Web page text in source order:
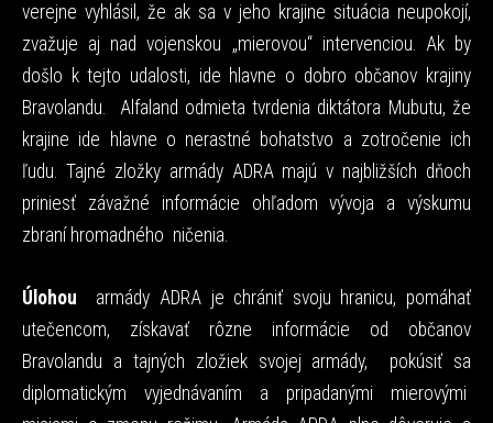
verejne vyhlásil, že ak sa v jeho krajine situácia neupokojí,
zvažuje aj nad vojenskou „mierovou“ intervenciou. Ak by
došlo k tejto udalosti, ide hlavne o dobro občanov krajiny
Bravolandu. Alfaland odmieta tvrdenia diktátora Mubutu, že
krajine ide hlavne o nerastné bohatstvo a zotročenie ich
ľudu. Tajné zložky armády ADRA majú v najbližších dňoch
priniesť závažné informácie ohľadom vývoja a výskumu
zbraní hromadného ničenia.
Úlohou armády ADRA je chrániť svoju hranicu, pomáhať
utečencom, získavať rôzne informácie od občanov
Bravolandu a tajných zložiek svojej armády, pokúsiť sa
diplomatickým vyjednávaním a pripadanými mierovými